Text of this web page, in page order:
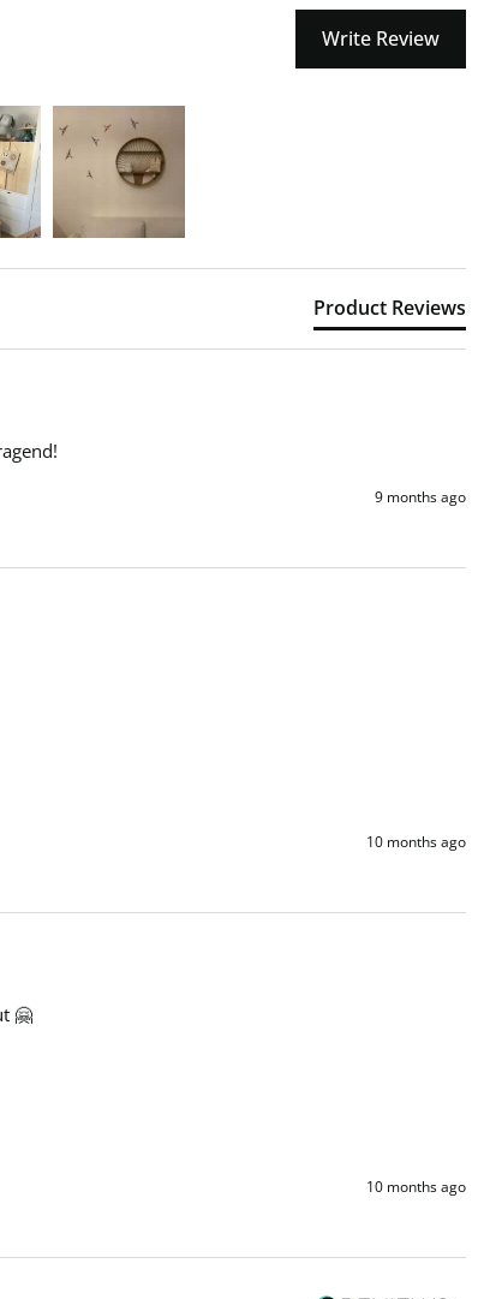
Write Review
Product Reviews
9 months ago
10 months ago
🤗
10 months ago